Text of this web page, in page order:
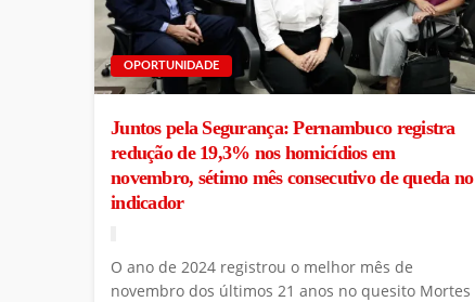
OPORTUNIDADE
Juntos pela Segurança: Pernambuco registra
redução de 19,3% nos homicídios em
novembro, sétimo mês consecutivo de queda no
indicador
O ano de 2024 registrou o melhor mês de
novembro dos últimos 21 anos no quesito Mortes